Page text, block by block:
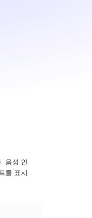
음성 인
를 표시